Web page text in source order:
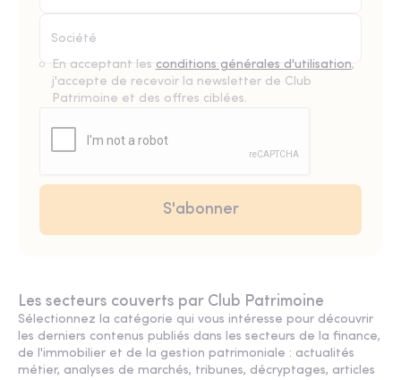
En acceptant les conditions générales d'utilisation,
j'accepte de recevoir la newsletter de Club
Patrimoine et des offres ciblées.
Les secteurs couverts par Club Patrimoine
Sélectionnez la catégorie qui vous intéresse pour découvrir
les derniers contenus publiés dans les secteurs de la finance,
de l'immobilier et de la gestion patrimoniale : actualités
métier, analyses de marchés, tribunes, décryptages, articles